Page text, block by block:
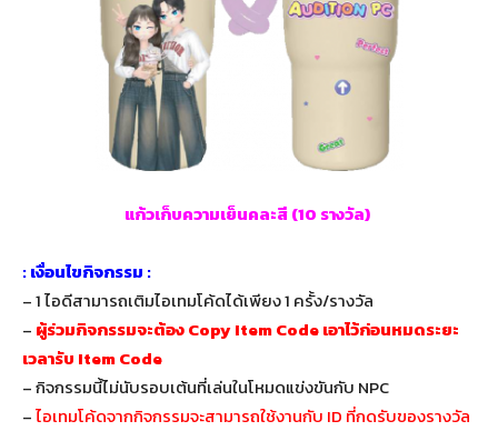
แก้วเก็บความเย็นคละสี (10 รางวัล)
: เงื่อนไขกิจกรรม :
– 1 ไอดีสามารถเติมไอเทมโค้ดได้เพียง 1 ครั้ง/รางวัล
– ผู้ร่วมกิจกรรมจะต้อง Copy Item Code เอาไว้ก่อนหมดระยะ
เวลารับ Item Code
– กิจกรรมนี้ไม่นับรอบเต้นที่เล่นในโหมดแข่งขันกับ NPC
–ไอเทมโค้ดจากกิจกรรมจะสามารถใช้งานกับ ID ที่กดรับของรางวัล